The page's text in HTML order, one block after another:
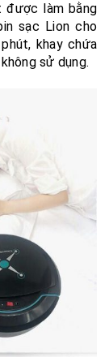
được làm bằng
sạc Lion cho
khay chứa
sử dụng.